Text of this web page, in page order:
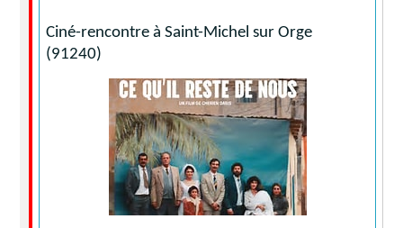
Ciné-rencontre à Saint-Michel sur Orge
(91240)